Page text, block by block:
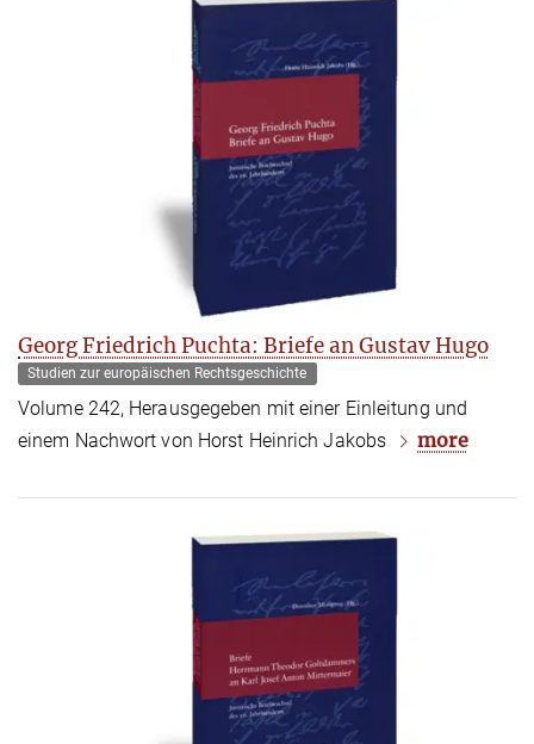
Georg Friedrich Puchta: Briefe an Gustav Hugo
Studien zur europäischen Rechtsgeschichte
Volume 242, Herausgegeben mit einer Einleitung und
einem Nachwort von Horst Heinrich Jakobs
more